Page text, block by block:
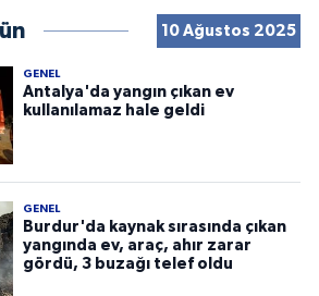
10 Ağustos 2025
GENEL
Antalya'da yangın çıkan ev
kullanılamaz hale geldi
GENEL
Burdur'da kaynak sırasında çıkan
yangında ev, araç, ahır zarar
gördü, 3 buzağı telef oldu